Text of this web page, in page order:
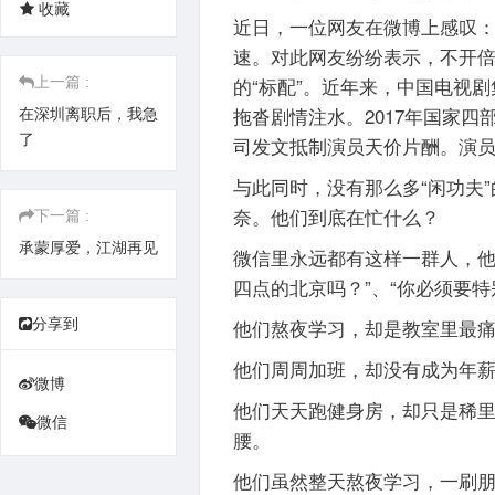
上一篇 :
在深圳离职后，我急
了
下一篇 :
承蒙厚爱，江湖再见
分享到
微博
微信
近日，一位网友在微博上感叹
速。对此网友纷纷表示，不开
的“标配”。近年来，中国电视
拖沓剧情注水。2017年国家四
司发文抵制演员天价片酬。演
与此同时，没有那么多“闲功夫
奈。他们到底在忙什么？
微信里永远都有这样一群人，
四点的北京吗？”、“你必须要
他们熬夜学习，却是教室里最
他们周周加班，却没有成为年
他们天天跑健身房，却只是稀
腰。
他们虽然整天熬夜学习，一刷